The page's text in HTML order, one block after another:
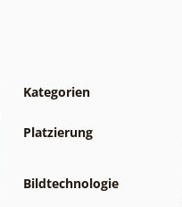
Kategorien
Platzierung
Bildtechnologie